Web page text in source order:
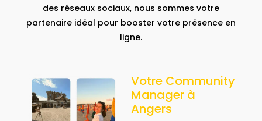
des réseaux sociaux, nous sommes votre
partenaire idéal pour booster votre présence en
ligne.
Votre Community
Manager à
Angers